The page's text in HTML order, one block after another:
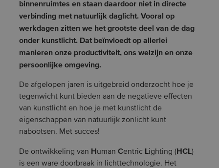
binnenruimtes en staan daardoor niet in directe
verbinding met natuurlijk daglicht. Vooral op
werkdagen zitten we het grootste deel van de dag
onder kunstlicht. Dat beïnvloedt op allerlei
manieren onze productiviteit, ons welzijn en onze
persoonlijke omgeving.
De afgelopen jaren is uitgebreid onderzocht hoe je
tegenwicht kunt bieden aan de negatieve effecten
van kunstlicht en hoe je met kunstlicht de
eigenschappen van natuurlijk zonlicht kunt
nabootsen. Met succes!
De ontwikkeling van H uman Centric Lighting (HCL)
is een ware doorbraak in lichttechnologie. Het